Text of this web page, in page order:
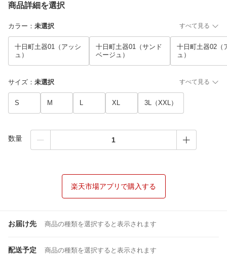
商品詳細を選択
カラー ： 未選択 すべて見る
十日町土器01（アッシ
ュ）
十日町土器01（サンド
ベージュ）
十日町土器02（
ュ）
サイズ ： 未選択 すべて見る
S M L XL 3L（XXL）
数量
楽天市場アプリで購入する
お届け先 商品の種類を選択すると表示されます
配送予定 商品の種類を選択すると表示されます